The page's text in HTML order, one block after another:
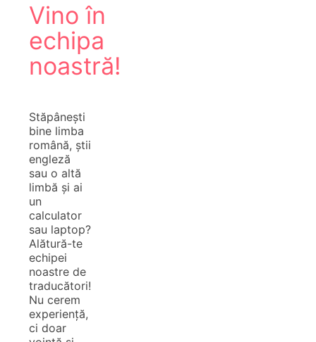
Vino în
echipa
noastră!
Stăpânești
bine limba
română, știi
engleză
sau o altă
limbă și ai
un
calculator
sau laptop?
Alătură-te
echipei
noastre de
traducători!
Nu cerem
experiență,
ci doar